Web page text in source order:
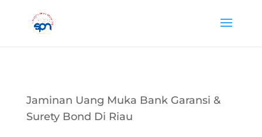
Jaminan Uang Muka Bank Garansi &
Surety Bond Di Riau